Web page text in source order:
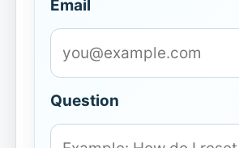
Email
Question